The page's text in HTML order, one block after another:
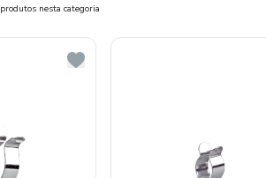
produtos nesta categoria